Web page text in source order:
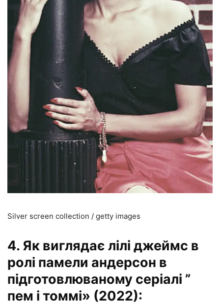
Silver screen collection / getty images
4. Як виглядає лілі джеймс в
ролі памели андерсон в
підготовлюваному серіалі ”
пем і томмі» (2022):